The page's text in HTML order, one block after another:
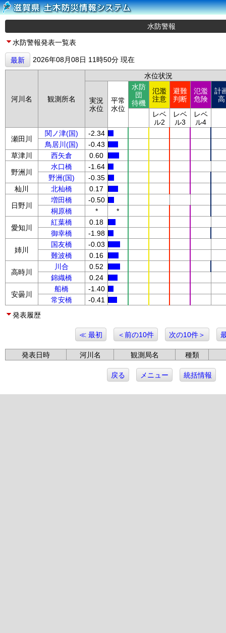
水防警報
水防警報発表一覧表
最新 2026年08月08日 11時50分 現在
河川名 観測所名
水位状況
実況
水位
平常
水位
水防
団
待機
氾濫
注意
避難
判断
氾濫
危険
計
高
レベ
ル2
レベ
ル3
レベ
ル4
瀬田川
関ノ津(国)
-2.34
鳥居川(国)
-0.43
草津川
西矢倉 0.60
野洲川
水口橋
-1.64
野洲(国)
-0.35
杣川
北杣橋 0.17
日野川
増田橋
-0.50
桐原橋
* *
愛知川
紅葉橋
0.18
御幸橋
-1.98
姉川
国友橋
-0.03
難波橋
0.16
高時川
川合
0.52
錦織橋
0.24
安曇川
船橋
-1.40
常安橋
-0.41
発表履歴
≪ 最初 ＜前の10件 次の10件＞
発表日時 河川名 観測局名 種類
戻る メニュー 統括情報